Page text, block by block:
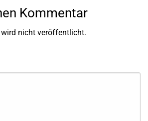
Kommentar
wird nicht veröffentlicht.